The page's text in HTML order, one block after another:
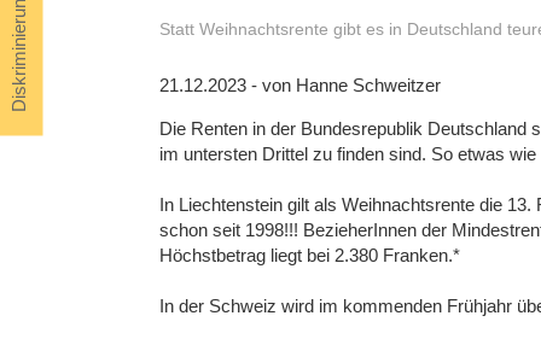
Statt Weihnachtsrente gibt es in Deutschland
21.12.2023 - von Hanne Schweitzer
Die Renten in der Bundesrepublik Deutschland
im untersten Drittel zu finden sind. So etwas
In Liechtenstein gilt als Weihnachtsrente die
schon seit 1998!!! BezieherInnen der
Höchstbetrag liegt bei 2.380 Franken.*
In der Schweiz wird im kommenden Frühjahr